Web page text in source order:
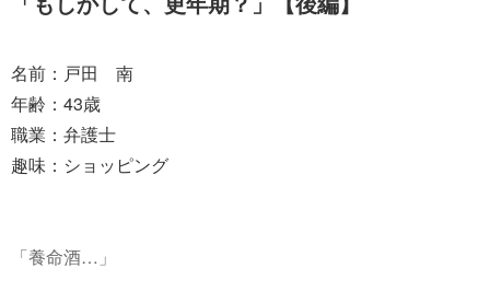
名前：戸田 南
年齢：43歳
職業：弁護士
趣味：ショッピング
「養命酒…」